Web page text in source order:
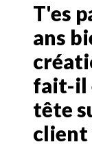
T'es
ans
fait-il
tête
client